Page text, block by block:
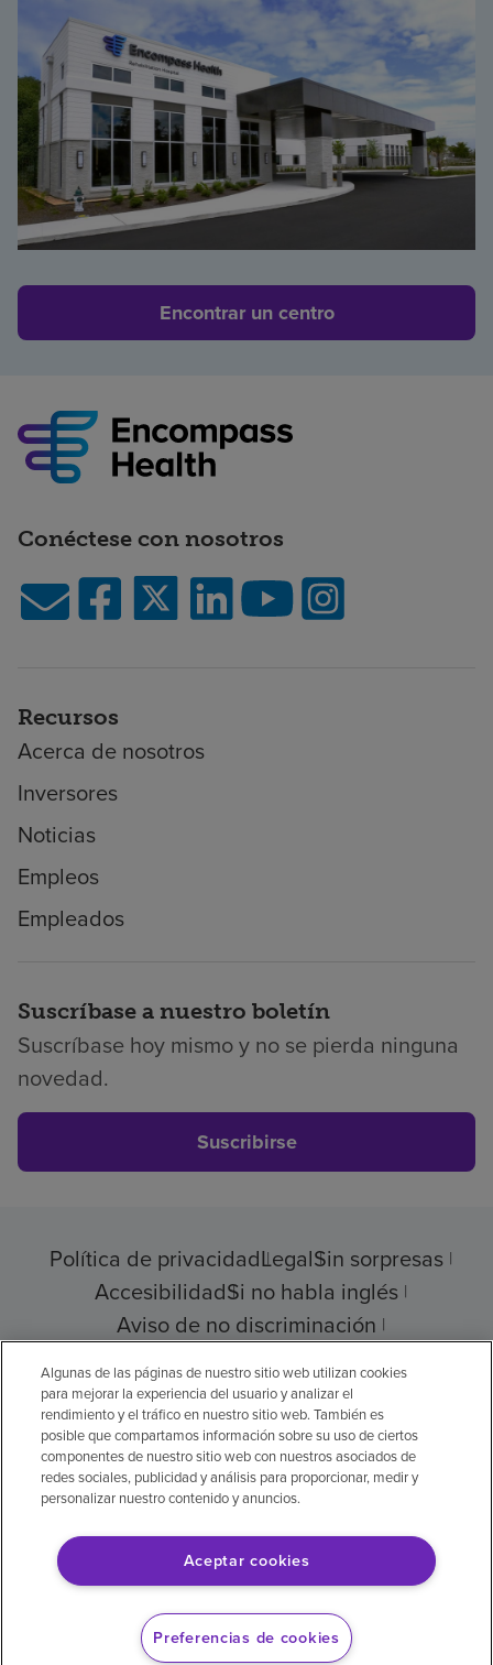
Encontrar un centro
Conéctese con nosotros
Recursos
Acerca de nosotros
Inversores
Noticias
Empleos
Empleados
Suscríbase a nuestro boletín
Suscríbase hoy mismo y no se pierda ninguna
novedad.
Suscribirse
Política de privacidadLegalSin sorpresas
AccesibilidadSi no habla inglés
Aviso de no discriminación
Cumplimiento de los proveedores
© 2026 Encompass Health Corporation
Preferencias de cookies
Aviso legal: Se tradujo con la ayuda de
inteligencia artificial (IA). La versión en inglés
es la versión oficial.
Algunas de las páginas de nuestro sitio web utilizan cookies
para mejorar la experiencia del usuario y analizar el
rendimiento y el tráfico en nuestro sitio web. También es
posible que compartamos información sobre su uso de ciertos
componentes de nuestro sitio web con nuestros asociados de
redes sociales, publicidad y análisis para proporcionar, medir y
personalizar nuestro contenido y anuncios.
Aceptar cookies
Preferencias de cookies